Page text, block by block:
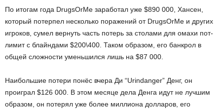
По итогам года DrugsOrMe заработал уже $890 000, Хансен,
который потерпел несколько поражений от DrugsOrMe и других
игроков, сумел вернуть часть потерь за столами для омахи пот-
лимит с блайндами $200\400. Таком образом, его банкрол в
общей сложности уменьшился лишь на $87 000.
Наибольшие потери понёс вчера Ди “Urindanger” Денг, он
проиграл $126 000. В этом месяце дела Денга идут не лучшим
образом, он потерял уже более миллиона долларов, его